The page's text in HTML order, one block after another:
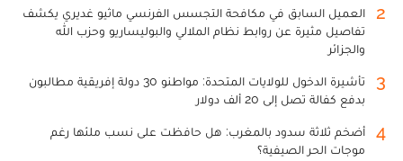
2
العميل السابق في مكافحة التجسس الفرنسي ماثيو غديري يكشف
تفاصيل مثيرة عن روابط نظام الملالي والبوليساريو وحزب الله
والجزائر
3
تأشيرة الدخول للولايات المتحدة: مواطنو 30 دولة إفريقية مطالبون
بدفع كفالة تصل إلى 20 ألف دولار
4
أضخم ثلاثة سدود بالمغرب: هل حافظت على نسب ملئها رغم
موجات الحر الصيفية؟